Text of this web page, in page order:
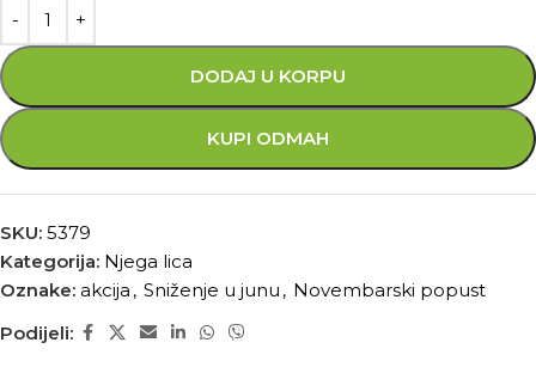
DODAJ U KORPU
KUPI ODMAH
SKU: 5379
Kategorija: Njega lica
Oznake: akcija , Sniženje u junu , Novembarski popust
Podijeli: